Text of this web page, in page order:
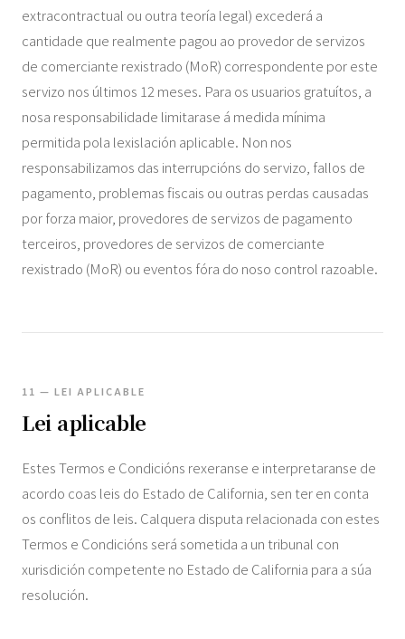
extracontractual ou outra teoría legal) excederá a
cantidade que realmente pagou ao provedor de servizos
de comerciante rexistrado (MoR) correspondente por este
servizo nos últimos 12 meses. Para os usuarios gratuítos, a
nosa responsabilidade limitarase á medida mínima
permitida pola lexislación aplicable. Non nos
responsabilizamos das interrupcións do servizo, fallos de
pagamento, problemas fiscais ou outras perdas causadas
por forza maior, provedores de servizos de pagamento
terceiros, provedores de servizos de comerciante
rexistrado (MoR) ou eventos fóra do noso control razoable.
11 — LEI APLICABLE
Lei aplicable
Estes Termos e Condicións rexeranse e interpretaranse de
acordo coas leis do Estado de California, sen ter en conta
os conflitos de leis. Calquera disputa relacionada con estes
Termos e Condicións será sometida a un tribunal con
xurisdición competente no Estado de California para a súa
resolución.